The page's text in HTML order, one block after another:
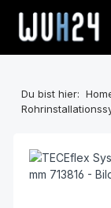
Zum Hauptinhalt
Du bist hier: